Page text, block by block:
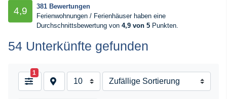
4,9
381 Bewertungen
Ferienwohnungen / Ferienhäuser haben eine
Durchschnittsbewertung von 4,9 von 5 Punkten.
54 Unterkünfte gefunden
1